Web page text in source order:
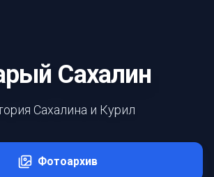
Сахалин
Сахалина и Курил
Фотоархив